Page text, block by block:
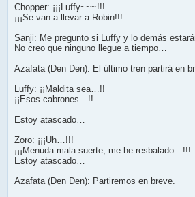
Chopper: ¡¡¡Luffy~~~!!!
¡¡¡Se van a llevar a Robin!!!
Sanji: Me pregunto si Luffy y lo demás
No creo que ninguno llegue a tiempo…
Azafata (Den Den): El último tren partirá en
Luffy: ¡¡Maldita sea…!!
¡¡Esos cabrones…!!
…
Estoy atascado…
Zoro: ¡¡¡Uh…!!!
¡¡¡Menuda mala suerte, me he resbalado…!!!
Estoy atascado…
Azafata (Den Den): Partiremos en breve.